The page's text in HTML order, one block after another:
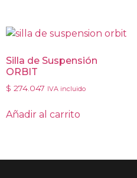
Silla de Suspensión
ORBIT
$ 274.047 IVA incluido
Añadir al carrito